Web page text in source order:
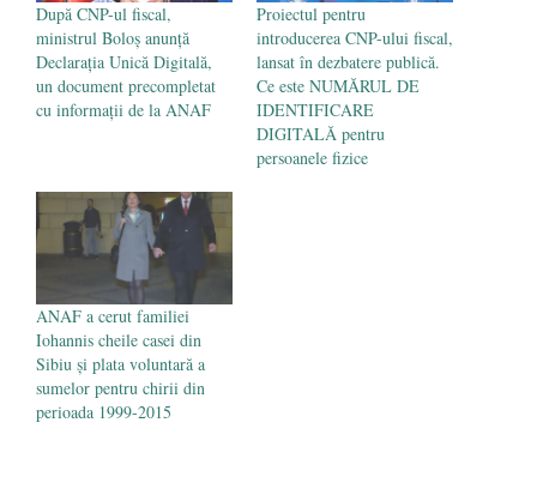
După CNP-ul fiscal,
ministrul Boloș anunță
Declarația Unică Digitală,
un document precompletat
cu informații de la ANAF
Proiectul pentru
introducerea CNP-ului fiscal,
lansat în dezbatere publică.
Ce este NUMĂRUL DE
IDENTIFICARE
DIGITALĂ pentru
persoanele fizice
ANAF a cerut familiei
Iohannis cheile casei din
Sibiu și plata voluntară a
sumelor pentru chirii din
perioada 1999-2015